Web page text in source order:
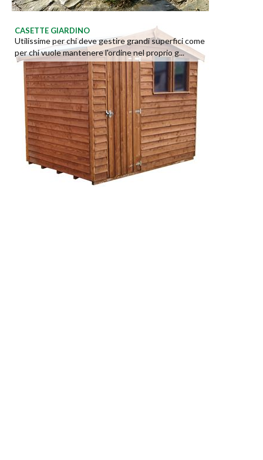
CASETTE GIARDINO
Utilissime per chi deve gestire grandi superfici come
per chi vuole mantenere l'ordine nel proprio g...